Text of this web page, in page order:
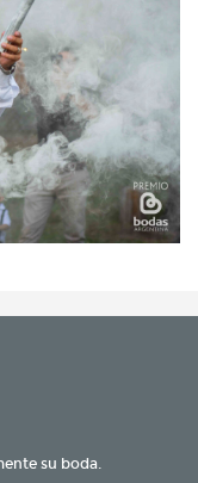
su boda.